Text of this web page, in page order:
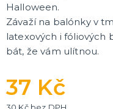
Konfety a
Párty sety
Svíčky a
Párty čepičky
Pozvánky
Bublifuky
Lightsticky
Nažehlovačky
Fotokoutek -
DALŠÍ
Svatba
Halloween.
Závaží na balónky v
latexových i fóliových
bát, že vám ulítnou.
37 Kč
30 Kč bez DPH